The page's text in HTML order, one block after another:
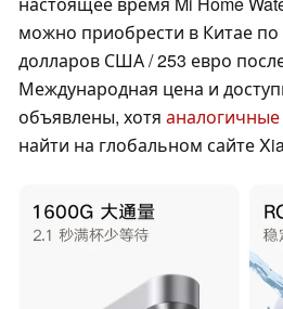
можно приобрести в Китае по
долларов США / 253 евро
Международная цена и
объявлены, хотя
найти на глобальном сайте